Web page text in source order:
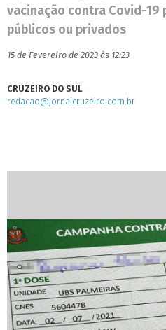
vacinação contra Covid-19
públicos ou privados
15 de Fevereiro de 2023 às 12:23
CRUZEIRO DO SUL
redacao@jornalcruzeiro.com.br